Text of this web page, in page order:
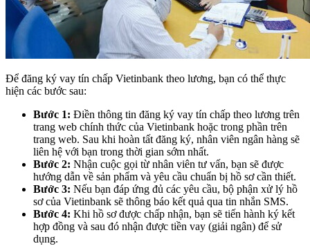
Để đăng ký vay tín chấp Vietinbank theo lương, bạn có thể thực
hiện các bước sau:
Bước 1: Điền thông tin đăng ký vay tín chấp theo lương trên
trang web chính thức của Vietinbank hoặc trong phần trên
trang web. Sau khi hoàn tất đăng ký, nhân viên ngân hàng sẽ
liên hệ với bạn trong thời gian sớm nhất.
Bước 2: Nhận cuộc gọi từ nhân viên tư vấn, bạn sẽ được
hướng dẫn về sản phẩm và yêu cầu chuẩn bị hồ sơ cần thiết.
Bước 3: Nếu bạn đáp ứng đủ các yêu cầu, bộ phận xử lý hồ
sơ của Vietinbank sẽ thông báo kết quả qua tin nhắn SMS.
Bước 4: Khi hồ sơ được chấp nhận, bạn sẽ tiến hành ký kết
hợp đồng và sau đó nhận được tiền vay (giải ngân) để sử
dụng.